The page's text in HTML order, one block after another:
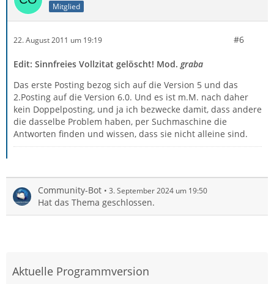
Mitglied
22. August 2011 um 19:19 #6
Edit: Sinnfreies Vollzitat gelöscht! Mod. graba
Das erste Posting bezog sich auf die Version 5 und das
2.Posting auf die Version 6.0. Und es ist m.M. nach daher
kein Doppelposting, und ja ich bezwecke damit, dass andere
die dasselbe Problem haben, per Suchmaschine die
Antworten finden und wissen, dass sie nicht alleine sind.
Community-Bot 3. September 2024 um 19:50
Hat das Thema geschlossen.
Aktuelle Programmversion